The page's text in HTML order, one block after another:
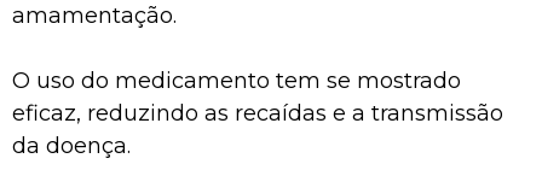
amamentação.
O uso do medicamento tem se mostrado
eficaz, reduzindo as recaídas e a transmissão
da doença.